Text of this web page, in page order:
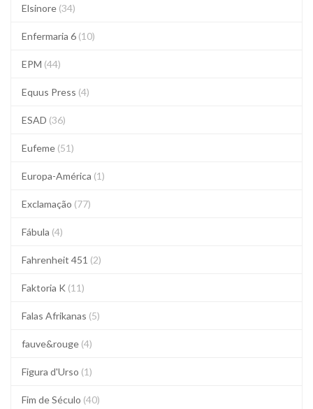
Elsinore (34)
Enfermaria 6 (10)
EPM (44)
Equus Press (4)
ESAD (36)
Eufeme (51)
Europa-América (1)
Exclamação (77)
Fábula (4)
Fahrenheit 451 (2)
Faktoria K (11)
Falas Afrikanas (5)
fauve&rouge (4)
Figura d'Urso (1)
Fim de Século (40)